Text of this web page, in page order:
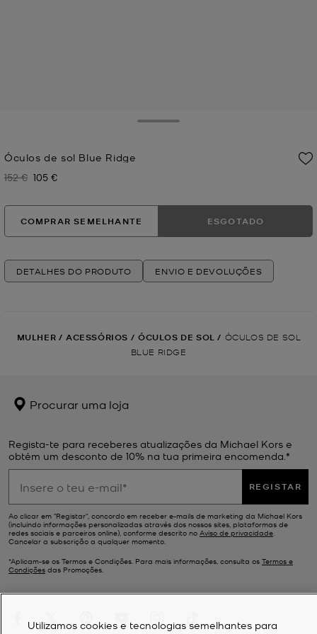
Óculos de sol Blue Ridge
Era
152 € Agora
105 €
COMPRAR SEMELHANTE ESGOTADO
DETALHES DO PRODUTO ENVIO E DEVOLUÇÕES
MULHER / ACESSÓRIOS / ÓCULOS DE SOL / ÓCULOS DE SOL
BLUE RIDGE
Procurar uma loja
Regista-te para receberes atualizações da Michael Kors e
obtém um desconto de 10% na tua primeira encomenda.*
REGISTAR
Ao clicar em "Registar", concordo em receber e-mails de marketing da Michael Kors
(incluindo informações personalizadas através dos nossos sites, plataformas de
redes sociais e parceiros online), conforme descrito no Aviso de privacidade.
Cancelar a subscrição a qualquer momento.
*Aplicam-se os Termos e Condições. Para mais informações, consulta os Termos e
Condições das Promoções.
Utilizamos cookies e tecnologias semelhantes para